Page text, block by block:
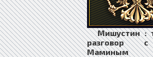
Мишустин :
разговор
Маминым